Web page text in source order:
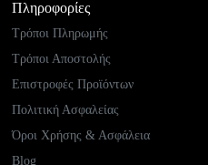
Πληροφορίες
Τρόποι Πληρωμής
Τρόποι Αποστολής
Επιστροφές Προϊόντων
Πολιτική Ασφαλείας
Όροι Χρήσης & Ασφάλεια
Blog